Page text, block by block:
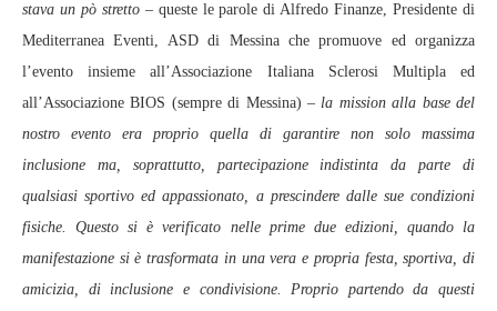
stava un pò stretto– queste le parole di Alfredo Finanze, Presidente di
Mediterranea Eventi, ASD di Messina che promuove ed organizza
l’evento insieme all’Associazione Italiana Sclerosi Multipla ed
all’Associazione BIOS (sempre di Messina) – la mission alla base del
nostro evento era proprio quella di garantire non solo massima
inclusione ma, soprattutto, partecipazione indistinta da parte di
qualsiasi sportivo ed appassionato, a prescindere dalle sue condizioni
fisiche. Questo si è verificato nelle prime due edizioni, quando la
manifestazione si è trasformata in una vera e propria festa, sportiva, di
amicizia, di inclusione e condivisione. Proprio partendo da questi